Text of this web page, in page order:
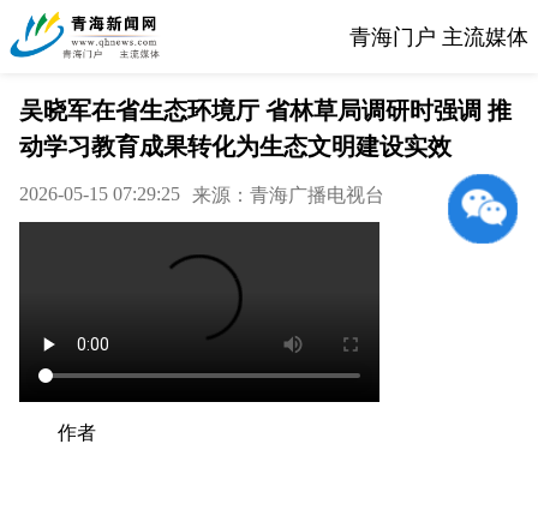
青海门户 主流媒体
吴晓军在省生态环境厅 省林草局调研时强调 推
动学习教育成果转化为生态文明建设实效
2026-05-15 07:29:25 来源：青海广播电视台
作者